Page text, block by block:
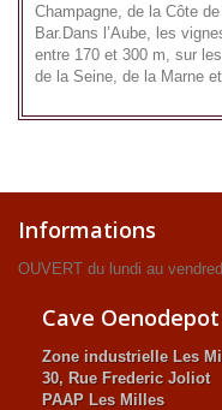
Champagne, de la Côte
Bar.Dans l’Aube, les
entre 170 et 300 m, sur
de la Seine, de la Marne et
Informations
OUVERT du lundi au
Cave
Zone industrielle Les
30, Rue Frederic Joliot
PAAP Les Milles